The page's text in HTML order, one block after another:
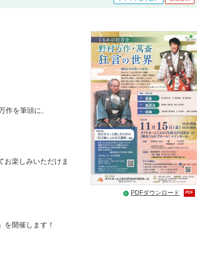
作を筆頭に、
お楽しみいただけま
開催します！
PDFダウンロード PDF